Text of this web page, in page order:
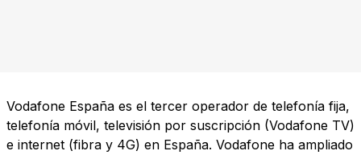
Vodafone España es el tercer operador de telefonía fija,
telefonía móvil, televisión por suscripción (Vodafone TV)
e internet (fibra y 4G) en España. Vodafone ha ampliado